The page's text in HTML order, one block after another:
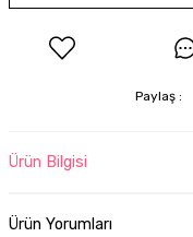
Paylaş :
Ürün Bilgisi
Ürün Yorumları